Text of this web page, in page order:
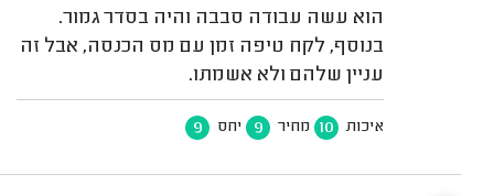
הוא עשה עבודה סבבה והיה בסדר גמור.
בנוסף, לקח טיפה זמן עם מס הכנסה, אבל זה
עניין שלהם ולא אשמתו.
איכות 10 מחיר 9 יחס 9